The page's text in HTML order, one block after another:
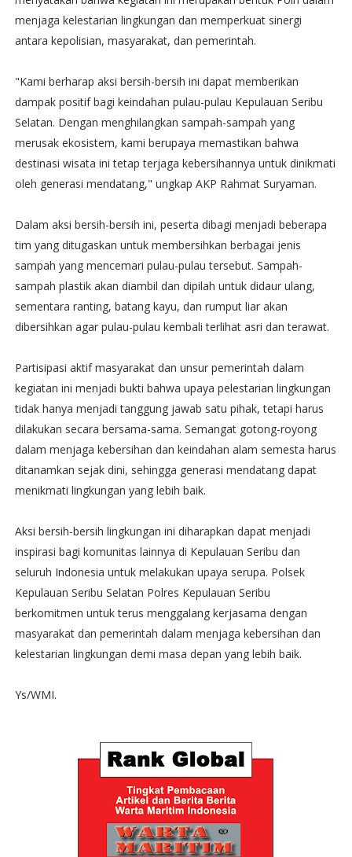
menjaga kelestarian lingkungan dan memperkuat sinergi
antara kepolisian, masyarakat, dan pemerintah.
"Kami berharap aksi bersih-bersih ini dapat memberikan
dampak positif bagi keindahan pulau-pulau Kepulauan Seribu
Selatan. Dengan menghilangkan sampah-sampah yang
merusak ekosistem, kami berupaya memastikan bahwa
destinasi wisata ini tetap terjaga kebersihannya untuk dinikmati
oleh generasi mendatang," ungkap AKP Rahmat Suryaman.
Dalam aksi bersih-bersih ini, peserta dibagi menjadi beberapa
tim yang ditugaskan untuk membersihkan berbagai jenis
sampah yang mencemari pulau-pulau tersebut. Sampah-
sampah plastik akan diambil dan dipilah untuk didaur ulang,
sementara ranting, batang kayu, dan rumput liar akan
dibersihkan agar pulau-pulau kembali terlihat asri dan terawat.
Partisipasi aktif masyarakat dan unsur pemerintah dalam
kegiatan ini menjadi bukti bahwa upaya pelestarian lingkungan
tidak hanya menjadi tanggung jawab satu pihak, tetapi harus
dilakukan secara bersama-sama. Semangat gotong-royong
dalam menjaga kebersihan dan keindahan alam semesta harus
ditanamkan sejak dini, sehingga generasi mendatang dapat
menikmati lingkungan yang lebih baik.
Aksi bersih-bersih lingkungan ini diharapkan dapat menjadi
inspirasi bagi komunitas lainnya di Kepulauan Seribu dan
seluruh Indonesia untuk melakukan upaya serupa. Polsek
Kepulauan Seribu Selatan Polres Kepulauan Seribu
berkomitmen untuk terus menggalang kerjasama dengan
masyarakat dan pemerintah dalam menjaga kebersihan dan
kelestarian lingkungan demi masa depan yang lebih baik.
Ys/WMI.